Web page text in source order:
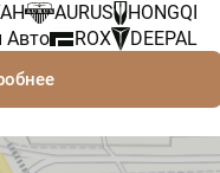
AURUS
HONGQI
Авто ROX DEEPAL